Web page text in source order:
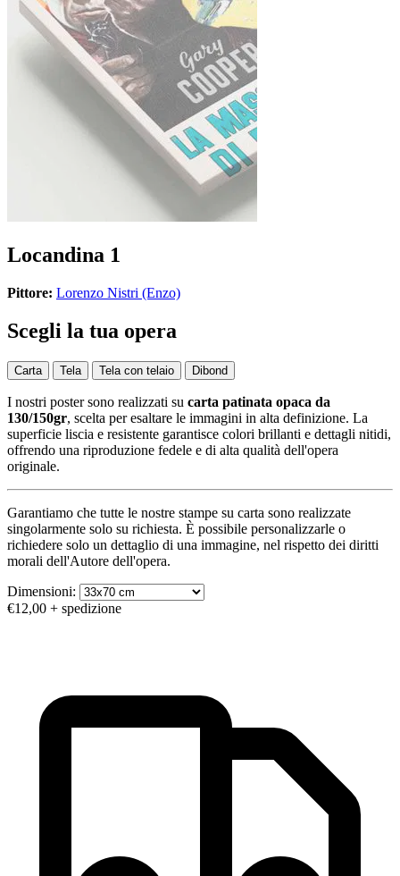
Locandina 1
Pittore: Lorenzo Nistri (Enzo)
Scegli la tua opera
Carta Tela Tela con telaio Dibond
I nostri poster sono realizzati su carta patinata opaca da
130/150gr, scelta per esaltare le immagini in alta definizione. La
superficie liscia e resistente garantisce colori brillanti e dettagli nitidi,
offrendo una riproduzione fedele e di alta qualità dell'opera
originale.
Garantiamo che tutte le nostre stampe su carta sono realizzate
singolarmente solo su richiesta. È possibile personalizzarle o
richiedere solo un dettaglio di una immagine, nel rispetto dei diritti
morali dell'Autore dell'opera.
Dimensioni:
€12,00 + spedizione